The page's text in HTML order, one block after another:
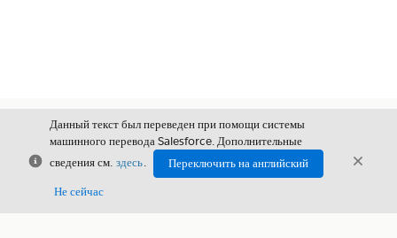
Закрыть
Данный текст был переведен при помощи системы
машинного перевода Salesforce. Дополнительные
сведения см. здесь.
Переключить на английский
Не сейчас